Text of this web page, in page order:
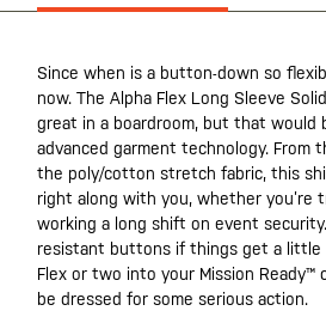
Since when is a button-down so
now. The Alpha Flex Long Sleeve
great in a boardroom, but that would
advanced garment technology. From
the poly/cotton stretch fabric, this
right along with you, whether you’re
working a long shift on event
resistant buttons if things get a little
Flex or two into your Mission Ready™
be dressed for some serious action.